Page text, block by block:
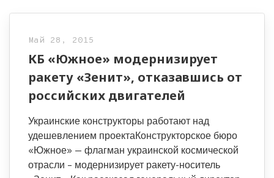
Май 28, 2015
КБ «Южное» модернизирует
ракету «Зенит», отказавшись от
российских двигателей
Украинские конструкторы работают над
удешевлением проектаКонструкторское бюро
«Южное» — флагман украинской космической
отрасли – модернизирует ракету-носитель